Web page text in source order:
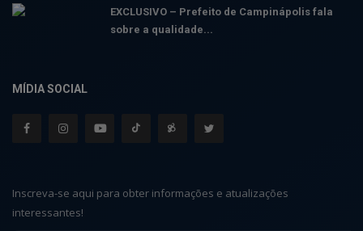
EXCLUSIVO – Prefeito de Campinápolis fala
sobre a qualidade...
MÍDIA SOCIAL
Inscreva-se aqui para obter informações e atualizações
interessantes!